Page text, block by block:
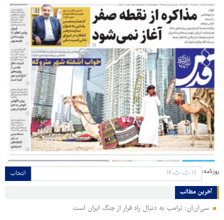
روزنامه: انتخاب
آخرین مطالب
سی‌ان‌ان: ترامپ به دنبال راه فرار از جنگ ایران است